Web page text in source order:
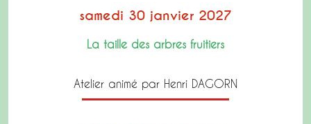
samedi 30 janvier 2027
La taille des arbres fruitiers
Atelier animé par Henri DAGORN